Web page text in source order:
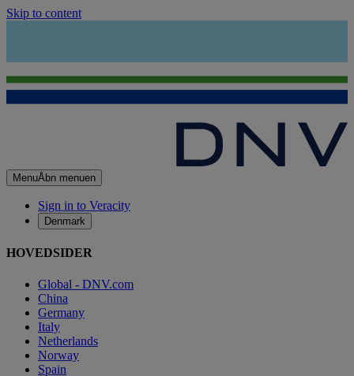
Skip to content
MenuÅbn menuen
Sign in to Veracity
Denmark
HOVEDSIDER
Global - DNV.com
China
Germany
Italy
Netherlands
Norway
Spain